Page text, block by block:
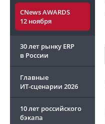
CNews AWARDS
12 ноября
30 лет рынку ERP
в России
Главные
ИТ-сценарии 2026
10 лет российского
бэкапа